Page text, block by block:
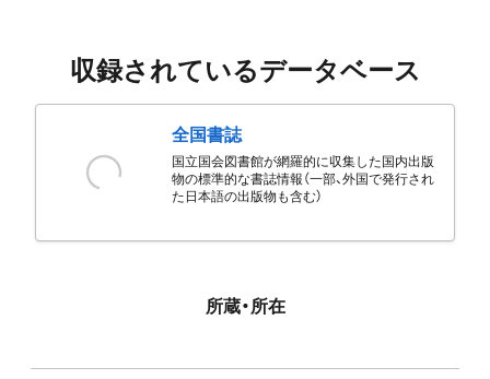
収録されているデータベース
全国書誌
国立国会図書館が網羅的に収集した国内出版
物の標準的な書誌情報（一部、外国で発行され
た日本語の出版物も含む）
所蔵・所在